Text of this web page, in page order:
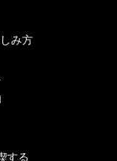
み方
する